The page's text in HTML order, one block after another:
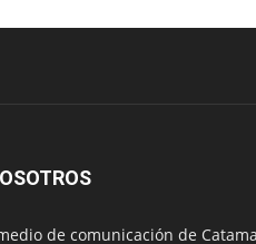
de comunicación de